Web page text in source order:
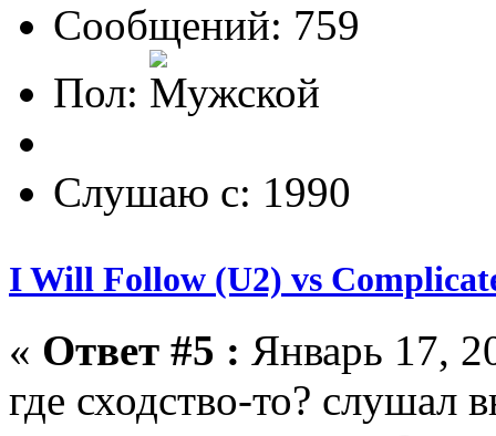
Сообщений: 759
Пол:
Слушаю с: 1990
I Will Follow (U2) vs
« Ответ #5 : Январь 17,
где сходство-то? слушал